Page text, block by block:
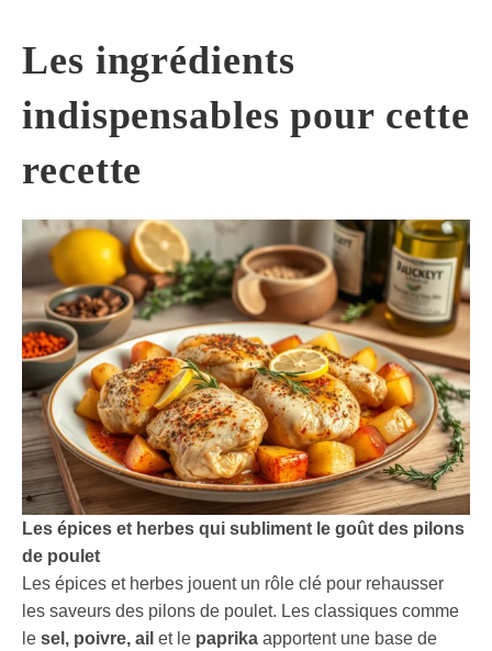
Les ingrédients
indispensables pour cette
recette
Les épices et herbes qui subliment le goût des pilons
de poulet
Les épices et herbes jouent un rôle clé pour rehausser
les saveurs des pilons de poulet. Les classiques comme
le sel, poivre, ail et le paprika apportent une base de